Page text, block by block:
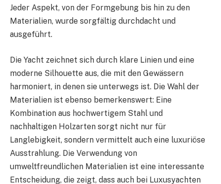
Jeder Aspekt, von der Formgebung bis hin zu den
Materialien, wurde sorgfältig durchdacht und
ausgeführt.
Die Yacht zeichnet sich durch klare Linien und eine
moderne Silhouette aus, die mit den Gewässern
harmoniert, in denen sie unterwegs ist. Die Wahl der
Materialien ist ebenso bemerkenswert: Eine
Kombination aus hochwertigem Stahl und
nachhaltigen Holzarten sorgt nicht nur für
Langlebigkeit, sondern vermittelt auch eine luxuriöse
Ausstrahlung. Die Verwendung von
umweltfreundlichen Materialien ist eine interessante
Entscheidung, die zeigt, dass auch bei Luxusyachten